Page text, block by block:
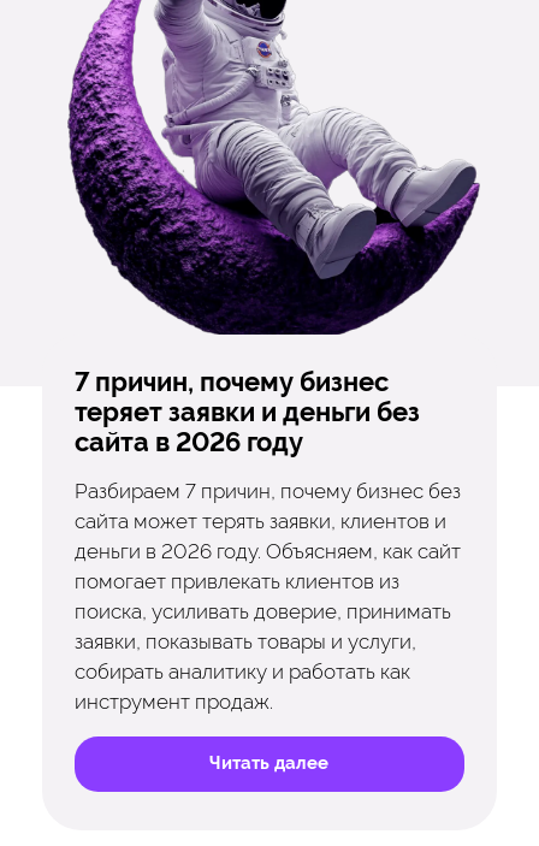
7 причин, почему бизнес
теряет заявки и деньги без
сайта в 2026 году
Разбираем 7 причин, почему бизнес без
сайта может терять заявки, клиентов и
деньги в 2026 году. Объясняем, как сайт
помогает привлекать клиентов из
поиска, усиливать доверие, принимать
заявки, показывать товары и услуги,
собирать аналитику и работать как
инструмент продаж.
Читать далее